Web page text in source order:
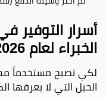
أسرار التوفير
الخبراء لعام 2026
الحيل التي لا يعرفها